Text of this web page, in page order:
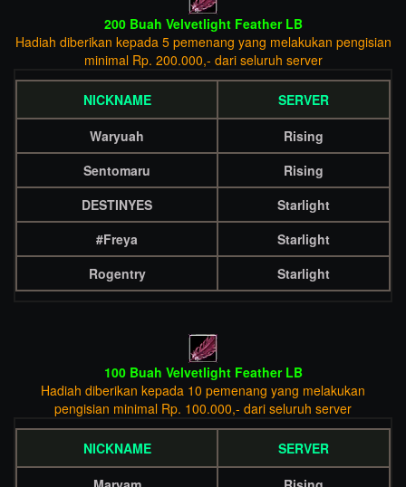
200 Buah Velvetlight Feather LB
Hadiah diberikan kepada 5 pemenang yang melakukan pengisian
minimal Rp. 200.000,- dari seluruh server
NICKNAME
SERVER
Waryuah
Rising
Sentomaru
Rising
DESTINYES
Starlight
#Freya
Starlight
Rogentry
Starlight
100 Buah Velvetlight Feather LB
Hadiah diberikan kepada 10 pemenang yang melakukan
pengisian minimal Rp. 100.000,- dari seluruh server
NICKNAME
SERVER